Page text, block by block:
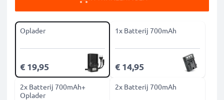
Oplader
€ 19,95
1x Batterij 700mAh
€ 14,95
2x Batterij 700mAh+
Oplader
2x Batterij 700mAh